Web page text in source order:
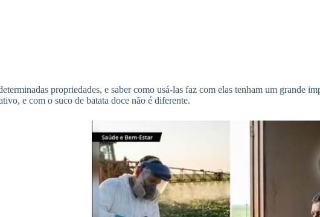
propriedades, e saber como usá-las faz com elas tenham um grande
e com o suco de batata doce não é diferente.